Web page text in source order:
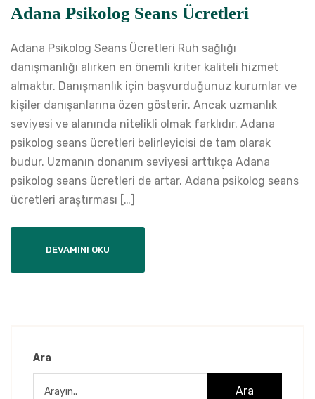
Adana Psikolog Seans Ücretleri
Adana Psikolog Seans Ücretleri Ruh sağlığı
danışmanlığı alırken en önemli kriter kaliteli hizmet
almaktır. Danışmanlık için başvurduğunuz kurumlar ve
kişiler danışanlarına özen gösterir. Ancak uzmanlık
seviyesi ve alanında nitelikli olmak farklıdır. Adana
psikolog seans ücretleri belirleyicisi de tam olarak
budur. Uzmanın donanım seviyesi arttıkça Adana
psikolog seans ücretleri de artar. Adana psikolog seans
ücretleri araştırması […]
DEVAMINI OKU
Ara
Ara